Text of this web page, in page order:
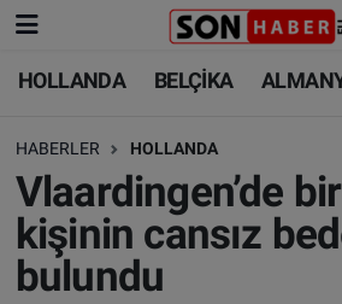
HOLLANDA BELÇİKA
HABERLER HOLLANDA
Vlaardingen’de
kişinin cansız
bulundu
HOLLANDA
BELÇİKA
ALMANYA
FRANSA
HOLLANDA
BELÇİKA
ALMANYA
TÜRKİYE
Nöbetçi Eczaneler
Hava Durumu
Trafik Durumu
Süper Lig Puan Durumu ve